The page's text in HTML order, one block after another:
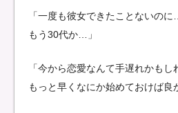
「一度も彼女できたことないのに
もう30代か…」
「今から恋愛なんて手遅れかもし
もっと早くなにか始めておけば良